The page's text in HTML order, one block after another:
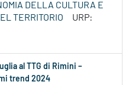
DELLA CULTURA E
TERRITORIO
URP:
al TTG di Rimini –
trend 2024